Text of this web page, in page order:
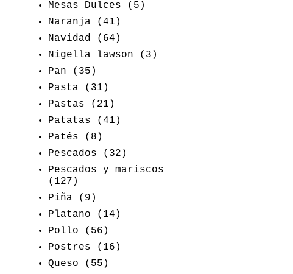
Mesas Dulces
(5)
Naranja
(41)
Navidad
(64)
Nigella lawson
(3)
Pan
(35)
Pasta
(31)
Pastas
(21)
Patatas
(41)
Patés
(8)
Pescados
(32)
Pescados y mariscos
(127)
Piña
(9)
Platano
(14)
Pollo
(56)
Postres
(16)
Queso
(55)